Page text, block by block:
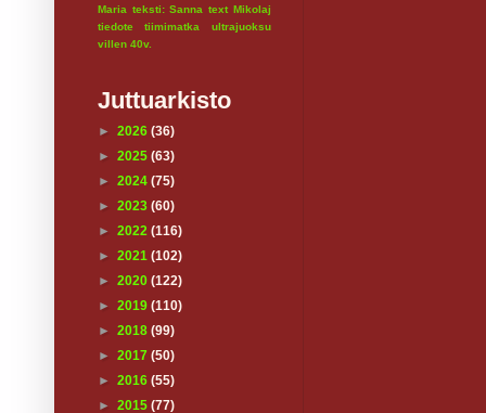
Maria teksti: Sanna text Mikolaj
tiedote
tiimimatka
ultrajuoksu
villen 40v.
Juttuarkisto
► 2026 (36)
► 2025 (63)
► 2024 (75)
► 2023 (60)
► 2022 (116)
► 2021 (102)
► 2020 (122)
► 2019 (110)
► 2018 (99)
► 2017 (50)
► 2016 (55)
► 2015 (77)